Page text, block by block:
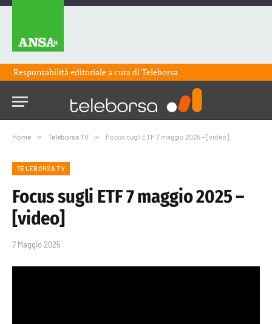
Responsabilità editoriale a cura diTeleborsa
Home » Teleborsa TV » Focus sugli ETF 7 maggio 2025 – [video]
TELEBORSA TV
Focus sugli ETF 7 maggio 2025 –
[video]
7 Maggio 2025